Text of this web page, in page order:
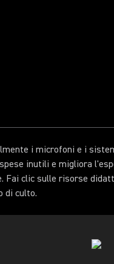
i microfoni e i
inutili e migliora
Fai clic sulle risorse
di culto.